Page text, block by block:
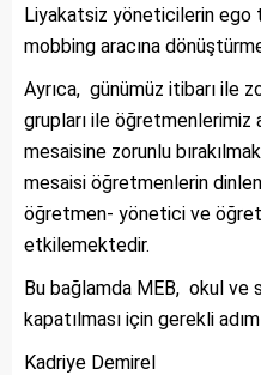
Liyakatsiz yöneticilerin
mobbing aracına
Ayrıca, günümüz itibarı ile
grupları ile
mesaisine zorunlu
mesaisi öğretmenlerin
öğretmen- yönetici ve
etkilemektedir.
Bu bağlamda MEB, okul ve
kapatılması için gerekli
Kadriye Demirel